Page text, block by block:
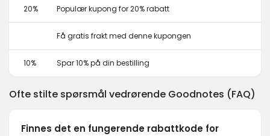
20% Populær kupong for 20% rabatt
Få gratis frakt med denne kupongen
10% Spar 10% på din bestilling
Ofte stilte spørsmål vedrørende Goodnotes (FAQ)
Finnes det en fungerende rabattkode for